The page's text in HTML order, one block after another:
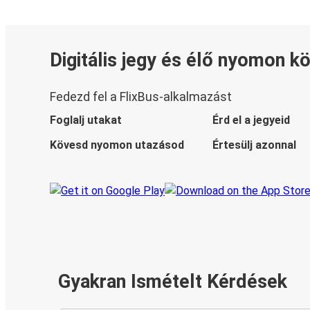
Digitális jegy és élő nyomon
Fedezd fel a FlixBus-alkalmazást
Foglalj utakat
Érd el a jegyeid
Kövesd nyomon utazásod
Értesülj azonnal
Gyakran Ismételt Kérdések